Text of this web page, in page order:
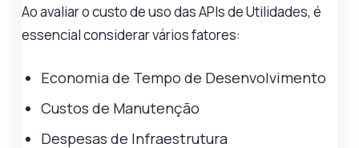
Ao avaliar o custo de uso das APIs de Utilidades, é
essencial considerar vários fatores:
Economia de Tempo de Desenvolvimento
Custos de Manutenção
Despesas de Infraestrutura